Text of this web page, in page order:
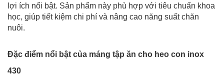
lợi ích nổi bật. Sản phẩm này phù hợp với tiêu chuẩn khoa
học, giúp tiết kiệm chi phí và nâng cao năng suất chăn
nuôi.
Đặc điểm nổi bật của máng tập ăn cho heo con inox
430